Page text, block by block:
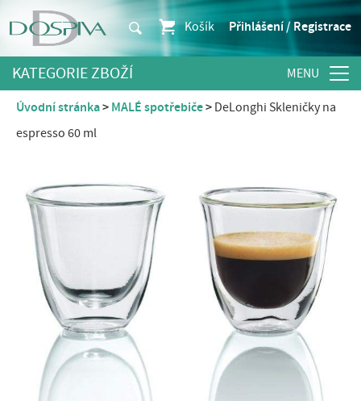
Košík Přihlášení / Registrace
KATEGORIE ZBOŽÍ
Úvodní stránka MALÉ spotřebiče
DeLonghi Skleničky na
espresso 60 ml